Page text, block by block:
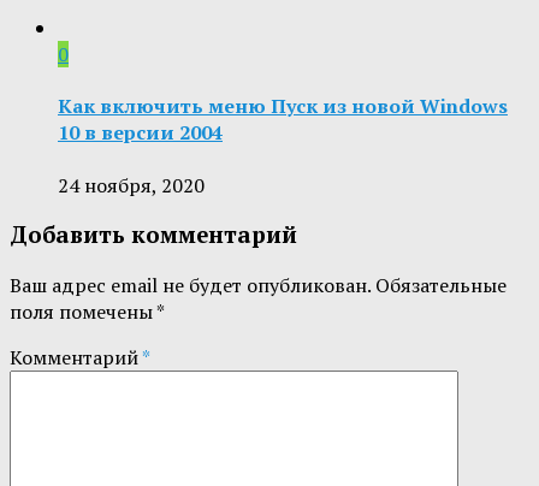
0
Как включить меню Пуск из новой Windows
10 в версии 2004
24 ноября, 2020
Добавить комментарий
Ваш адрес email не будет опубликован. Обязательные
поля помечены*
Комментарий*